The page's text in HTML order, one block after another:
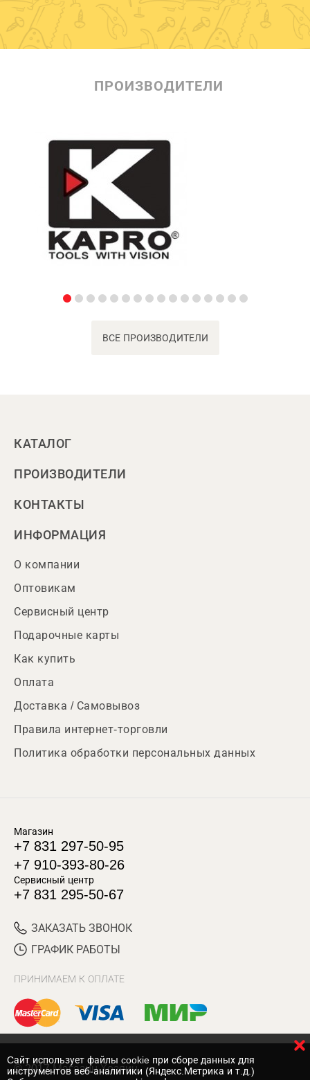
ПРОИЗВОДИТЕЛИ
ВСЕ ПРОИЗВОДИТЕЛИ
КАТАЛОГ
ПРОИЗВОДИТЕЛИ
КОНТАКТЫ
ИНФОРМАЦИЯ
О компании
Оптовикам
Сервисный центр
Подарочные карты
Как купить
Оплата
Доставка / Самовывоз
Правила интернет-торговли
Политика обработки персональных данных
Магазин
+7 831 297-50-95
+7 910-393-80-26
Сервисный центр
+7 831 295-50-67
ЗАКАЗАТЬ ЗВОНОК
ГРАФИК РАБОТЫ
ПРИНИМАЕМ К ОПЛАТЕ
© 2017 Магазин Хозяин
Cайт использует файлы cookie при сборе данных для
инструментов веб-аналитики (Яндекс.Метрика и т.д.)